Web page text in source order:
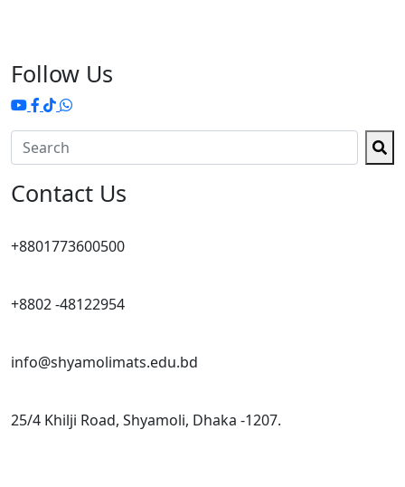
Follow Us
Contact Us
+8801773600500
+8802 -48122954
info@shyamolimats.edu.bd
25/4 Khilji Road, Shyamoli, Dhaka -1207.